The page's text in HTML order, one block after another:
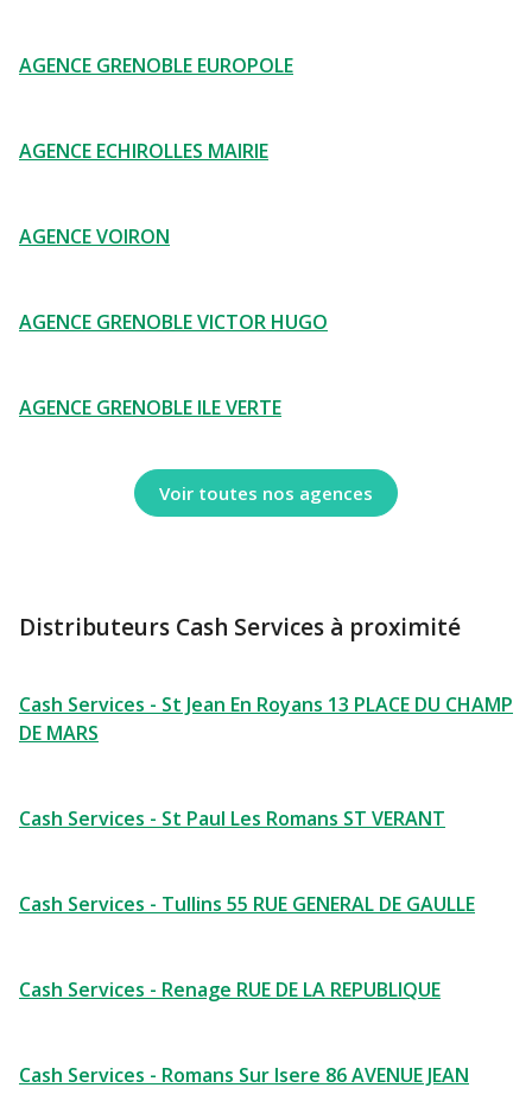
AGENCE GRENOBLE EUROPOLE
AGENCE ECHIROLLES MAIRIE
AGENCE VOIRON
AGENCE GRENOBLE VICTOR HUGO
AGENCE GRENOBLE ILE VERTE
Voir toutes nos agences
Distributeurs Cash Services à proximité
Cash Services - St Jean En Royans 13 PLACE DU CHAMP
DE MARS
Cash Services - St Paul Les Romans ST VERANT
Cash Services - Tullins 55 RUE GENERAL DE GAULLE
Cash Services - Renage RUE DE LA REPUBLIQUE
Cash Services - Romans Sur Isere 86 AVENUE JEAN